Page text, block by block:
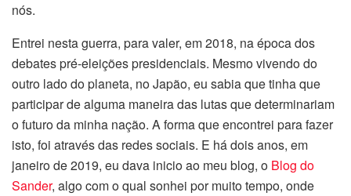
nós.
Entrei nesta guerra, para valer, em 2018, na época dos
debates pré-eleições presidenciais. Mesmo vivendo do
outro lado do planeta, no Japão, eu sabia que tinha que
participar de alguma maneira das lutas que determinariam
o futuro da minha nação. A forma que encontrei para fazer
isto, foi através das redes sociais. E há dois anos, em
janeiro de 2019, eu dava inicio ao meu blog, o Blog do
Sander, algo com o qual sonhei por muito tempo, onde